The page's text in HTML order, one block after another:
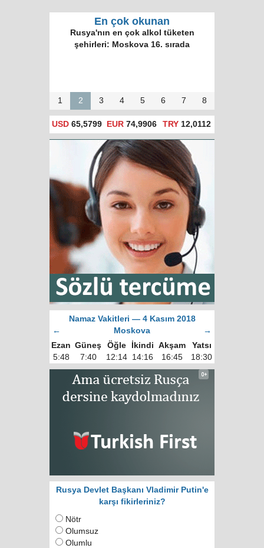
En çok okunan
Rusya'nın en çok alkol tüketen
şehirleri: Moskova 16. sırada
1 2 3 4 5 6 7 8
USD 65,5799 EUR 74,9906 TRY 12,0112
Namaz Vakitleri — 4 Kasım 2018
←
Moskova
→
Ezan Güneş Öğle İkindi Akşam
Yatsı
5:48
7:40 12:14 14:16 16:45 18:30
Rusya Devlet Başkanı Vladimir Putin'e
karşı fikirleriniz?
Nötr
Olumsuz
Olumlu